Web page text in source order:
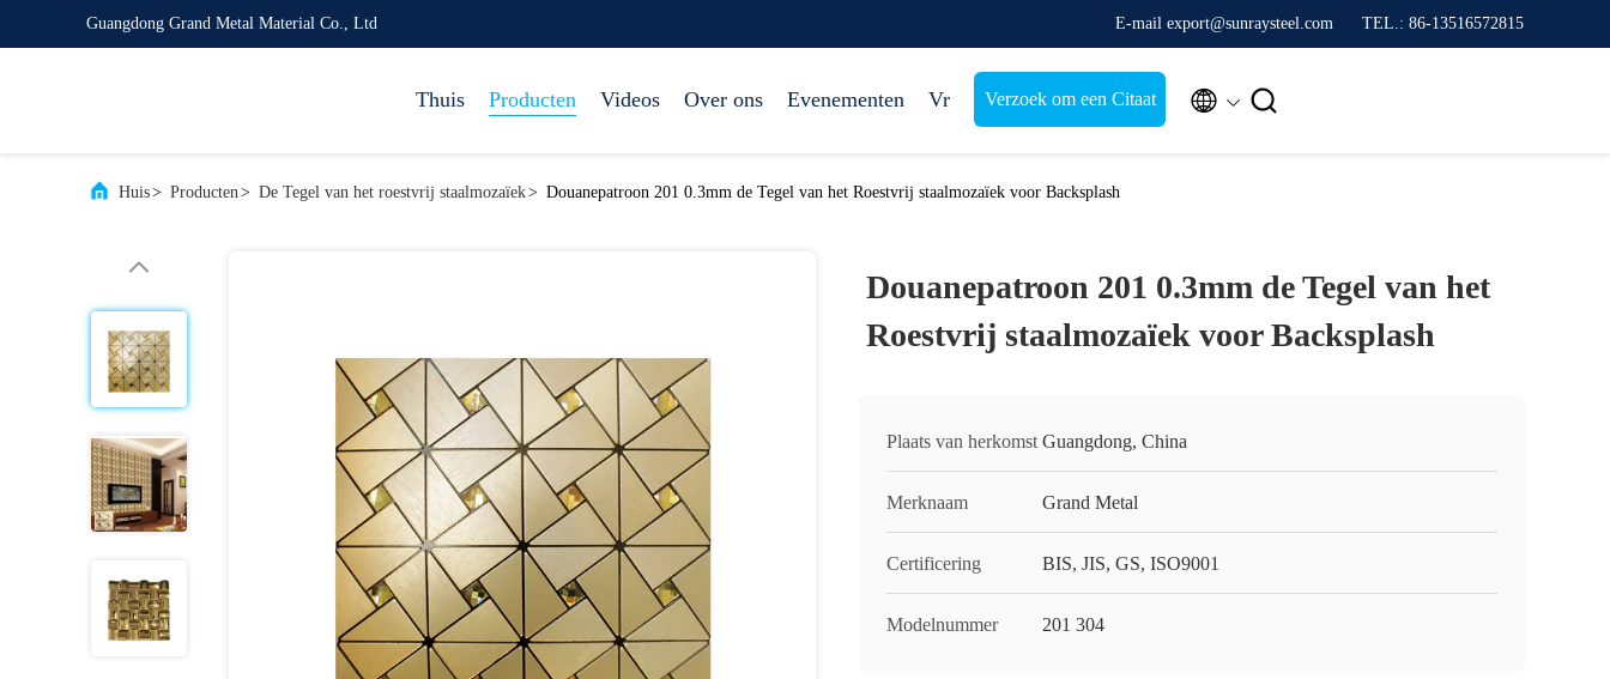
Guangdong Grand Metal Material Co., Ltd E-mail export@sunraysteel.com TEL.: 86-13516572815
Thuis Producten Videos Over ons Evenementen Vr Verzoek om een Citaat  
Huis> Producten> De Tegel van het roestvrij staalmozaïek> Douanepatroon 201 0.3mm de Tegel van het Roestvrij staalmozaïek voor Backsplash
Douanepatroon 201 0.3mm de Tegel van het
Roestvrij staalmozaïek voor Backsplash
Plaats van herkomst Guangdong, China
Merknaam Grand Metal
Certificering BIS, JIS, GS, ISO9001
Modelnummer 201 304